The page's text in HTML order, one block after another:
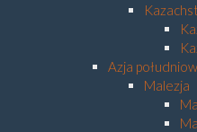
Azja
Malezja